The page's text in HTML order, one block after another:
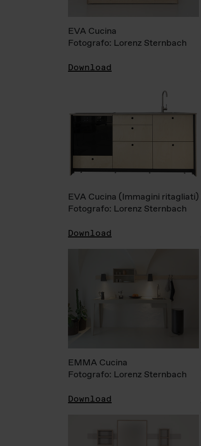
EVA Cucina
Fotografo: Lorenz Sternbach
Download
EVA Cucina (Immagini ritagliati)
Fotografo: Lorenz Sternbach
Download
EMMA Cucina
Fotografo: Lorenz Sternbach
Download